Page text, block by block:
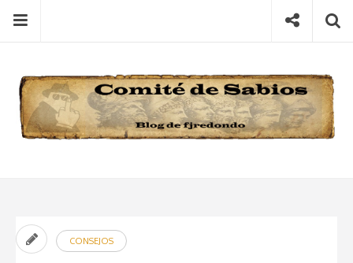
content
Menu
then
press
enter
Type your search keyword, and press enter to search
Social
CONSEJOS